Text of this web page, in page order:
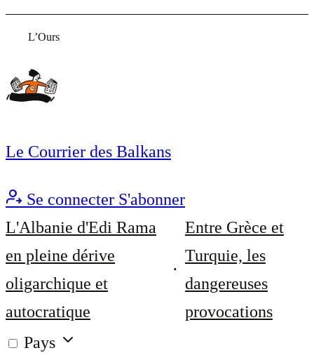
L’Ours
Le Courrier des Balkans
Se connecter S'abonner
L'Albanie d'Edi Rama
en pleine dérive
oligarchique et
autocratique
Entre Grèce et
Turquie, les
dangereuses
provocations
Pays